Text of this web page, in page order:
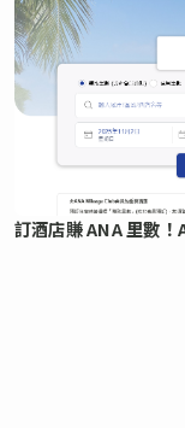
訂酒店賺 ANA 里數